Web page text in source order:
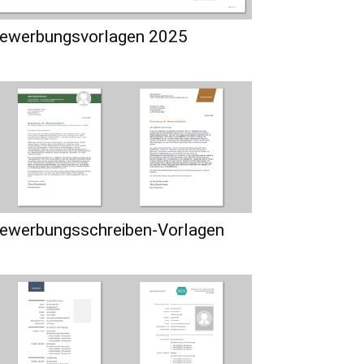
2025
Vorlagen